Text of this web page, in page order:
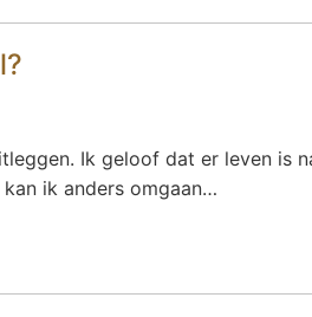
Ik geloof dat er leven is
ik anders omgaan…